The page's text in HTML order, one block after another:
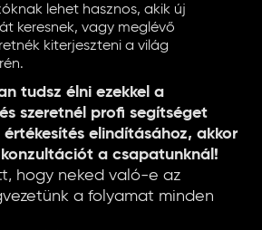
lehet hasznos, akik új
keresnek, vagy meglévő
kiterjeszteni a világ
tudsz élni ezekkel a
szeretnél profi segítséget
értékesítés elindításához, akkor
a csapatunknál!
hogy neked való-e az
a folyamat minden